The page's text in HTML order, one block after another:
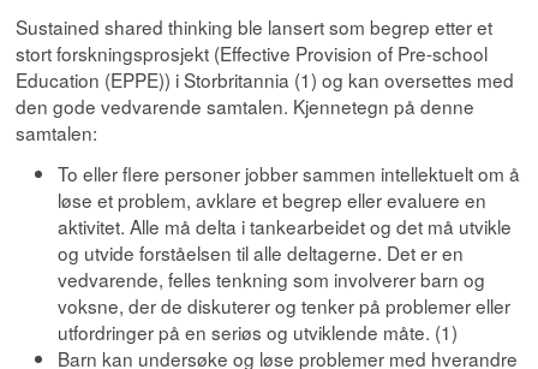
Sustained shared thinking ble lansert som begrep etter et
stort forskningsprosjekt (Effective Provision of Pre-school
Education (EPPE)) i Storbritannia (1) og kan oversettes med
den gode vedvarende samtalen. Kjennetegn på denne
samtalen:
To eller flere personer jobber sammen intellektuelt om å
løse et problem, avklare et begrep eller evaluere en
aktivitet. Alle må delta i tankearbeidet og det må utvikle
og utvide forståelsen til alle deltagerne. Det er en
vedvarende, felles tenkning som involverer barn og
voksne, der de diskuterer og tenker på problemer eller
utfordringer på en seriøs og utviklende måte. (1)
Barn kan undersøke og løse problemer med hverandre